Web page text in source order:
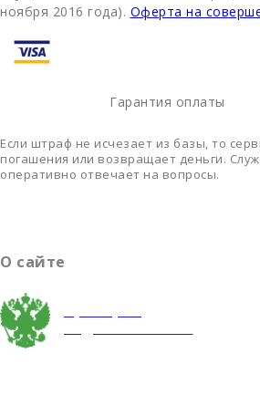
ноября 2016 года). Оферта на
Гарантия оплаты
Если штраф не исчезает из базы, то
погашения или возвращает деньги.
оперативно отвечает на вопросы.
О сайте